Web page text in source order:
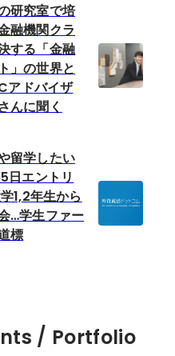
研究室で培
融機関クラ
する「金融
」の世界と
アドバイザ
んに聞く
留学したい
日エントリ
1,2年生から
…学生ファー
標
/ Portfolio